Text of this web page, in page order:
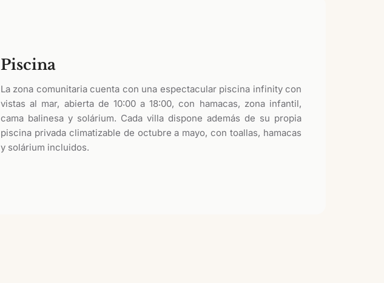
Piscina
La zona comunitaria cuenta con una espectacular piscina infinity con
vistas al mar, abierta de 10:00 a 18:00, con hamacas, zona infantil,
cama balinesa y solárium. Cada villa dispone además de su propia
piscina privada climatizable de octubre a mayo, con toallas, hamacas
y solárium incluidos.